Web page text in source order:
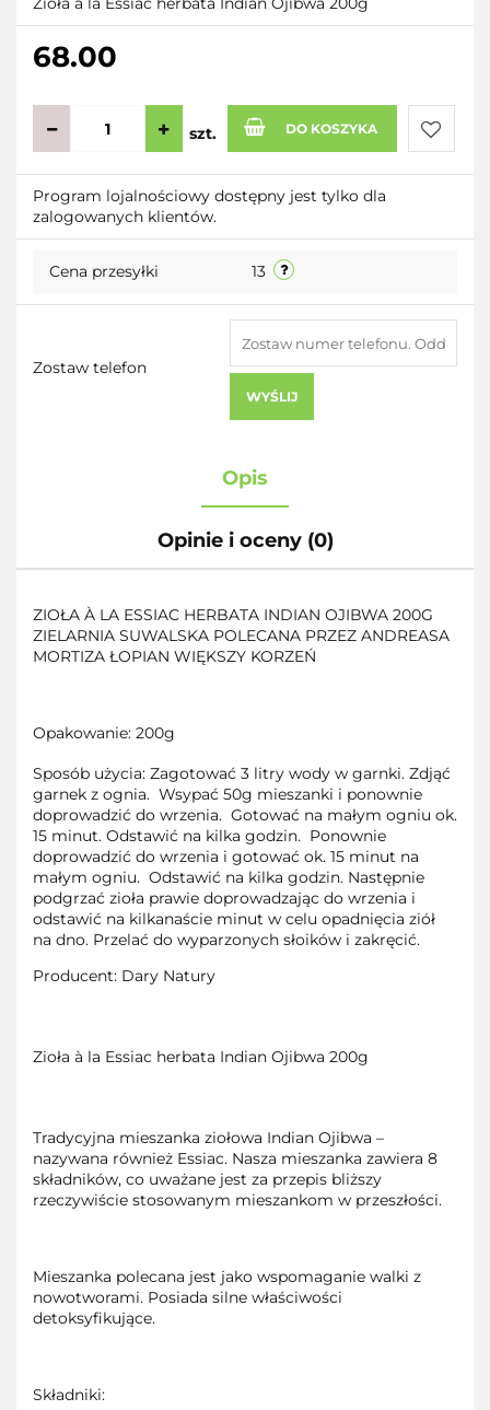
68.00
szt. DO KOSZYKA
Do
Program lojalnościowy dostępny jest tylko dla
zalogowanych klientów.
Cena przesyłki 13
Zostaw telefon
WYŚLIJ
Opis
Opinie i oceny (0)
ZIOŁA À LA ESSIAC HERBATA INDIAN OJIBWA 200G
ZIELARNIA SUWALSKA POLECANA PRZEZ ANDREASA
MORTIZA ŁOPIAN WIĘKSZY KORZEŃ
Opakowanie: 200g
Sposób użycia: Zagotować 3 litry wody w garnki. Zdjąć
garnek z ognia. Wsypać 50g mieszanki i ponownie
doprowadzić do wrzenia. Gotować na małym ogniu ok.
15 minut. Odstawić na kilka godzin. Ponownie
doprowadzić do wrzenia i gotować ok. 15 minut na
małym ogniu. Odstawić na kilka godzin. Następnie
podgrzać zioła prawie doprowadzając do wrzenia i
odstawić na kilkanaście minut w celu opadnięcia ziół
na dno. Przelać do wyparzonych słoików i zakręcić.
Producent: Dary Natury
Zioła à la Essiac herbata Indian Ojibwa 200g
Tradycyjna mieszanka ziołowa Indian Ojibwa –
nazywana również Essiac. Nasza mieszanka zawiera 8
składników, co uważane jest za przepis bliższy
rzeczywiście stosowanym mieszankom w przeszłości.
Mieszanka polecana jest jako wspomaganie walki z
nowotworami. Posiada silne właściwości
detoksyfikujące.
Składniki: